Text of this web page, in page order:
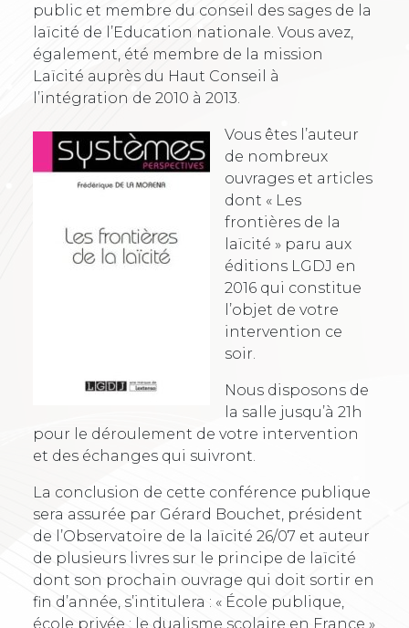
public et membre du conseil des sages de la
laïcité de l’Education nationale. Vous avez,
également, été membre de la mission
Laïcité auprès du Haut Conseil à
l’intégration de 2010 à 2013.
Vous êtes l’auteur
de nombreux
ouvrages et articles
dont « Les
frontières de la
laïcité » paru aux
éditions LGDJ en
2016 qui constitue
l’objet de votre
intervention ce
soir.
Nous disposons de
la salle jusqu’à 21h
pour le déroulement de votre intervention
et des échanges qui suivront.
La conclusion de cette conférence publique
sera assurée par Gérard Bouchet, président
de l’Observatoire de la laïcité 26/07 et auteur
de plusieurs livres sur le principe de laïcité
dont son prochain ouvrage qui doit sortir en
fin d’année, s’intitulera : « École publique,
école privée : le dualisme scolaire en France »